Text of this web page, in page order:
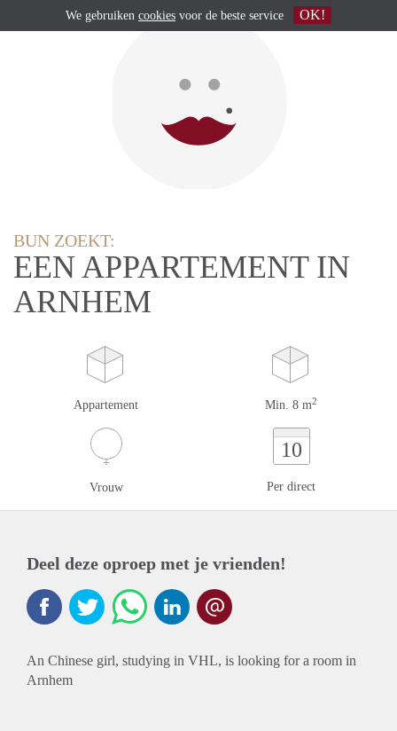
BUN ZOEKT:
EEN APPARTEMENT IN
ARNHEM
Appartement Min. 8 m2
Vrouw
10
Per direct
Deel deze oproep met je vrienden!
An Chinese girl, studying in VHL, is looking for a room in
Arnhem
We gebruiken cookies voor de beste service OK!